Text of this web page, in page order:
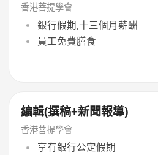
香港菩提學會
銀行假期,十三個月薪酬
員工免費膳食
編輯(撰稿+新聞報導)
香港菩提學會
享有銀行公定假期